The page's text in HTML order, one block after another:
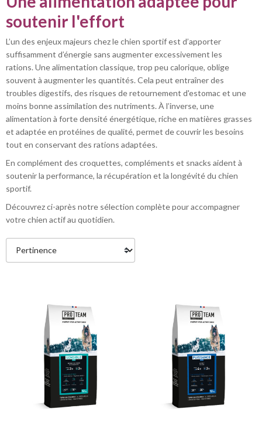
soutenir l'effort
L’un des enjeux majeurs chez le chien sportif est d’apporter
suffisamment d’énergie sans augmenter excessivement les
rations. Une alimentation classique, trop peu calorique, oblige
souvent à augmenter les quantités. Cela peut entraîner des
troubles digestifs, des risques de retournement d'estomac et une
moins bonne assimilation des nutriments. À l’inverse, une
alimentation à forte densité énergétique, riche en matières grasses
et adaptée en protéines de qualité, permet de couvrir les besoins
tout en conservant des rations adaptées.
En complément des croquettes, compléments et snacks aident à
soutenir la performance, la récupération et la longévité du chien
sportif.
Découvrez ci-après notre sélection complète pour accompagner
votre chien actif au quotidien.